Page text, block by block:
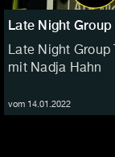
Late Night
Late Night Group
mit Nadja Hahn
vom 14.01.2022